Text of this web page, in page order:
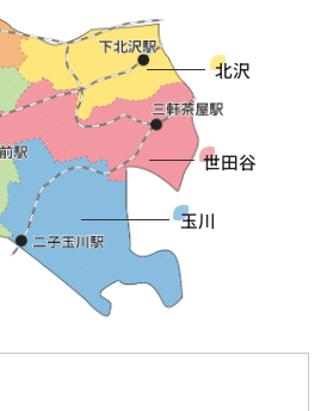
世田谷
北沢
玉川